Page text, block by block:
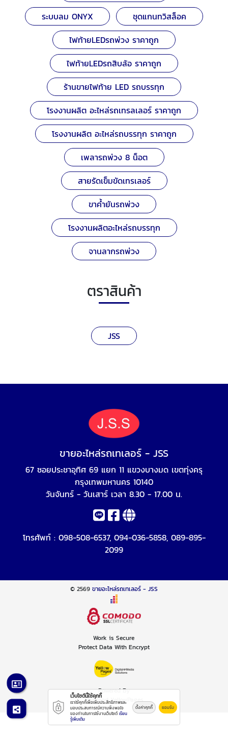
ระบบลม ONYX
ชุดแกนทวิสล็อค
ไฟท้ายLEDรถพ่วง ราคาถูก
ไฟท้ายLEDรถสิบล้อ ราคาถูก
ร้านขายไฟท้าย LED รถบรรทุก
โรงงานผลิต อะไหล่รถเทรลเลอร์ ราคาถูก
โรงงานผลิต อะไหล่รถบรรทุก ราคาถูก
เพลารถพ่วง 8 น็อต
สายรัดเข็มขัดเทรเลอร์
ขาค้ำยันรถพ่วง
โรงงานผลิตอะไหล่รถบรรทุก
จานลากรถพ่วง
ตราสินค้า
JSS
ขายอะไหล่รถเทเลอร์ - JSS
67 ซอยประชาอุทิศ 69 แยก 11 แขวงบางมด เขตทุ่งครุ
กรุงเทพมหานคร 10140
วันจันทร์ - วันเสาร์ เวลา 8.30 - 17.00 น.
โทรศัพท์ : 098-508-6537, 094-036-5858, 089-895-
2099
© 2569 ขายอะไหล่รถเทเลอร์ - JSS
Work is Secure
Protect Data With Encrypt
Powered By
Thailand YellowPages
เว็บไซต์นี้ใช้คุกกี้
เราใช้คุกกี้เพื่อเพิ่มประสิทธิภาพและ
มอบประสบการณ์ความพึงพอใจ
ของท่านในการใช้งานเว็บไซต์ เรียน
รู้เพิ่มเติม
ตั้งค่าคุกกี้ ยอมรับ